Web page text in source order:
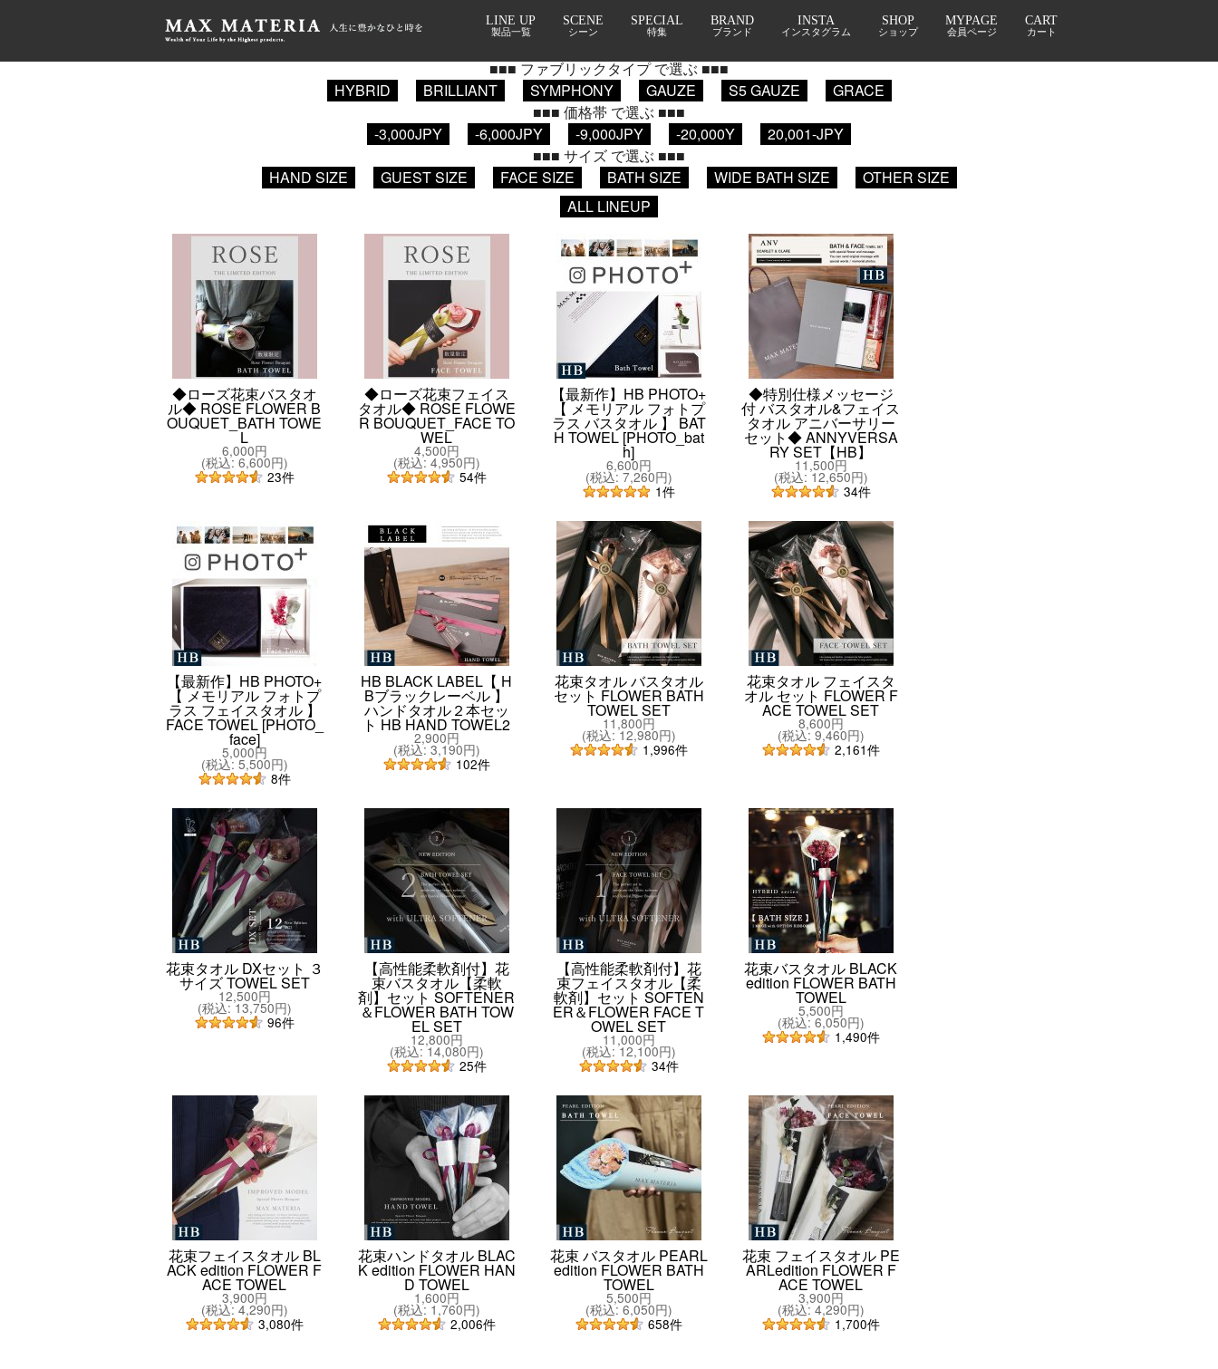
LINE UP
製品一覧
SCENE
シーン
SPECIAL
特集
BRAND
ブランド
INSTA
インスタグラム
SHOP
ショップ
MYPAGE
会員ページ
CART
カート
■■■ パッケージ で選ぶ ■■■
■■■ ファブリックタイプ で選ぶ ■■■
HYBRID
BRILLIANT SYMPHONY GAUZE S5 GAUZE
GRACE
■■■ 価格帯 で選ぶ ■■■
-3,000JPY
-6,000JPY -9,000JPY -20,000Y
20,001-JPY
■■■ サイズ で選ぶ ■■■
HAND SIZE
GUEST SIZE FACE SIZE BATH SIZE WIDE BATH SIZE
OTHER SIZE
ALL LINEUP
◆ローズ花束バスタオ
ル◆ ROSE FLOWER B
OUQUET_BATH TOWE
L
6,000円
(税込: 6,600円)
23件
◆ローズ花束フェイス
タオル◆ ROSE FLOWE
R BOUQUET_FACE TO
WEL
4,500円
(税込: 4,950円)
54件
【最新作】HB PHOTO+
【 メモリアル フォトプ
ラス バスタオル 】 BAT
H TOWEL [PHOTO_bat
h]
6,600円
(税込: 7,260円)
1件
◆特別仕様メッセージ
付 バスタオル&フェイス
タオル アニバーサリー
セット◆ ANNYVERSA
RY SET【HB】
11,500円
(税込: 12,650円)
34件
【最新作】HB PHOTO+
【 メモリアル フォトプ
ラス フェイスタオル 】
FACE TOWEL [PHOTO_
face]
5,000円
(税込: 5,500円)
8件
HB BLACK LABEL【 H
Bブラックレーベル 】
ハンドタオル２本セッ
ト HB HAND TOWEL2
2,900円
(税込: 3,190円)
102件
花束タオル バスタオル
セット FLOWER BATH
TOWEL SET
11,800円
(税込: 12,980円)
1,996件
花束タオル フェイスタ
オル セット FLOWER F
ACE TOWEL SET
8,600円
(税込: 9,460円)
2,161件
花束タオル DXセット ３
サイズ TOWEL SET
12,500円
(税込: 13,750円)
96件
【高性能柔軟剤付】花
束バスタオル【柔軟
剤】セット SOFTENER
＆FLOWER BATH TOW
EL SET
12,800円
(税込: 14,080円)
25件
【高性能柔軟剤付】花
束フェイスタオル【柔
軟剤】セット SOFTEN
ER＆FLOWER FACE T
OWEL SET
11,000円
(税込: 12,100円)
34件
花束バスタオル BLACK
edition FLOWER BATH
TOWEL
5,500円
(税込: 6,050円)
1,490件
花束フェイスタオル BL
ACK edition FLOWER F
ACE TOWEL
3,900円
(税込: 4,290円)
3,080件
花束ハンドタオル BLAC
K edition FLOWER HAN
D TOWEL
1,600円
(税込: 1,760円)
2,006件
花束 バスタオル PEARL
edition FLOWER BATH
TOWEL
5,500円
(税込: 6,050円)
658件
花束 フェイスタオル PE
ARLedition FLOWER F
ACE TOWEL
3,900円
(税込: 4,290円)
1,700件